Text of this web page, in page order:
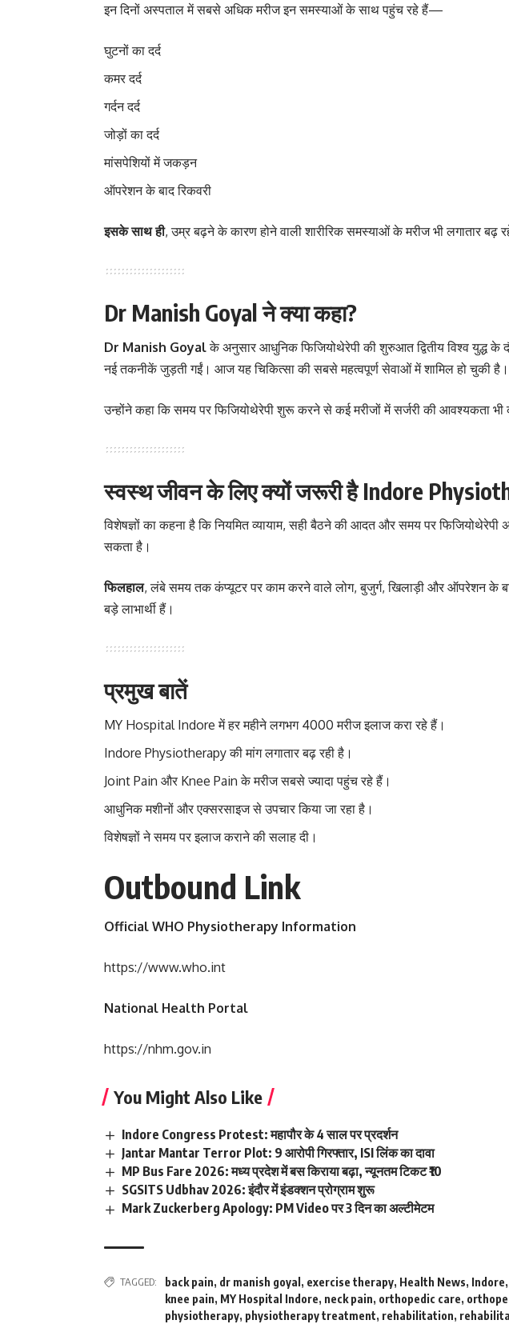
इन दिनों अस्पताल में सबसे अधिक मरीज इन समस्याओं के साथ पहुंच रहे हैं—
घुटनों का दर्द
कमर दर्द
गर्दन दर्द
जोड़ों का दर्द
मांसपेशियों में जकड़न
ऑपरेशन के बाद रिकवरी
इसके साथ ही, उम्र बढ़ने के कारण होने वाली शारीरिक समस्याओं के मरीज भी लगातार बढ़
Dr Manish Goyal ने क्या कहा?
Dr Manish Goyalके अनुसार आधुनिक फिजियोथेरेपी की शुरुआत द्वितीय विश्व युद्ध के
नई तकनीकें जुड़ती गईं। आज यह चिकित्सा की सबसे महत्वपूर्ण सेवाओं में शामिल हो चुकी है।
उन्होंने कहा कि समय पर फिजियोथेरेपी शुरू करने से कई मरीजों में सर्जरी की आवश्यकता
स्वस्थ जीवन के लिए क्यों जरूरी है Indore
विशेषज्ञों का कहना है कि नियमित व्यायाम, सही बैठने की आदत और समय पर
सकता है।
फिलहाल, लंबे समय तक कंप्यूटर पर काम करने वाले लोग, बुजुर्ग, खिलाड़ी और ऑपरेशन के
बड़े लाभार्थी हैं।
प्रमुख बातें
MY Hospital Indore में हर महीने लगभग 4000 मरीज इलाज करा रहे हैं।
Indore Physiotherapy की मांग लगातार बढ़ रही है।
Joint Pain और Knee Pain के मरीज सबसे ज्यादा पहुंच रहे हैं।
आधुनिक मशीनों और एक्सरसाइज से उपचार किया जा रहा है।
विशेषज्ञों ने समय पर इलाज कराने की सलाह दी।
Outbound Link
Official WHO Physiotherapy Information
https://www.who.int
National Health Portal
https://nhm.gov.in
You Might Also Like
Indore Congress Protest: महापौर के 4 साल पर प्रदर्शन
Jantar Mantar Terror Plot: 9 आरोपी गिरफ्तार, ISI लिंक का दावा
MP Bus Fare 2026: मध्य प्रदेश में बस किराया बढ़ा, न्यूनतम टिकट ₹10
SGSITS Udbhav 2026: इंदौर में इंडक्शन प्रोग्राम शुरू
Mark Zuckerberg Apology: PM Video पर 3 दिन का अल्टीमेटम
TAGGED: back pain, dr manish goyal , exercise therapy, Health News, Indore,
knee pain, MY Hospital Indore, neck pain, orthopedic care,
physiotherapy, physiotherapy treatment, rehabilitation,